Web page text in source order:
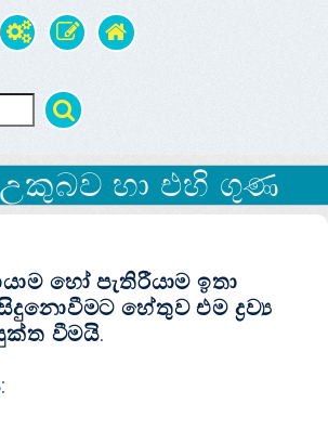
උකුබව හා එහි ගුණ
හෝ පැතිරීයාම ඉතා
හේතුව එම ද්‍රව්‍ය
වීමයි.